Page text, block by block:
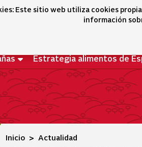
Este sitio web utiliza cookies
información
Estrategia alimentos de
Inicio Actualidad